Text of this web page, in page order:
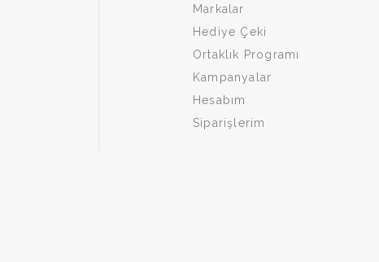
Markalar
Hediye Çeki
Ortaklık Programı
Kampanyalar
Hesabım
Siparişlerim